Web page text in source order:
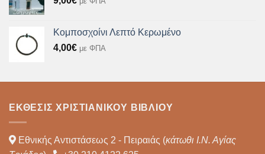
Κομποσχοίνι Λεπτό Κερωμένο
4,00€ με ΦΠΑ
ΈΚΘΕΣΙΣ ΧΡΙΣΤΙΑΝΙΚΟΎ ΒΙΒΛΊΟΥ
Εθνικής Αντιστάσεως 2 - Πειραιάς (κάτωθι Ι.Ν. Αγίας